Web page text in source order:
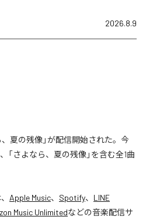
2026.8.9
夏の残像」が配信開始された。今
さよなら、夏の残像」を含む全1曲
Apple Music、 Spotify、 LINE
Music Unlimitedなどの音楽配信サ